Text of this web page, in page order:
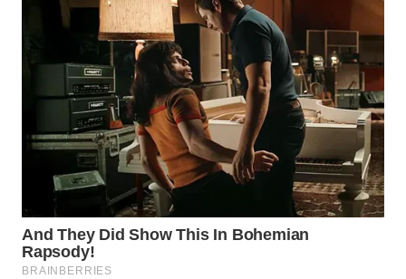
TIMUR
WN
SEMARANG
WN
SOLO
BOROBUDUR
WN